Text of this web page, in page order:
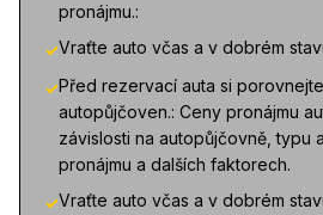
pronájmu.:
✓Vraťte auto včas a v dobrém
✓Před rezervací auta si
autopůjčoven.: Ceny pronájmu
závislosti na autopůjčovně, typu
pronájmu a dalších faktorech.
✓Vraťte auto včas a v dobrém